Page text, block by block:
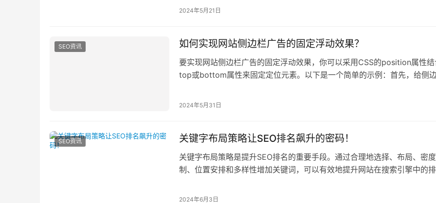
2024年5月21日
SEO资讯 如何实现网站侧边栏广告的固定浮动效果？
要实现网站侧边栏广告的固定浮动效果，你可以采用CSS的position属性
top或bottom属性来固定定位元素。以下是一个简单的示例：首先，给侧
2024年5月31日
SEO资讯 关键字布局策略让SEO排名飙升的密码！
关键字布局策略是提升SEO排名的重要手段。通过合理地选择、布局、密
制、位置安排和多样性增加关键词，可以有效地提升网站在搜索引擎中的排
2024年6月3日